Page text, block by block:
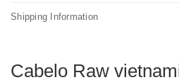
Shipping Information
Cabelo Raw